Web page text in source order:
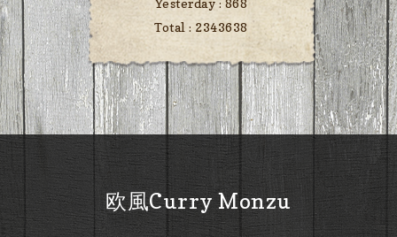
Yesterday : 868
Total : 2343638
欧風Curry Monzu